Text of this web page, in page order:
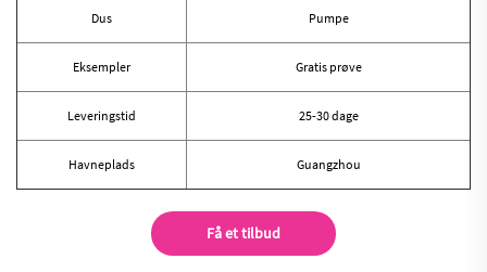
Dus Pumpe
Eksempler Gratis prøve
Leveringstid 25-30 dage
Havneplads Guangzhou
Få et tilbud